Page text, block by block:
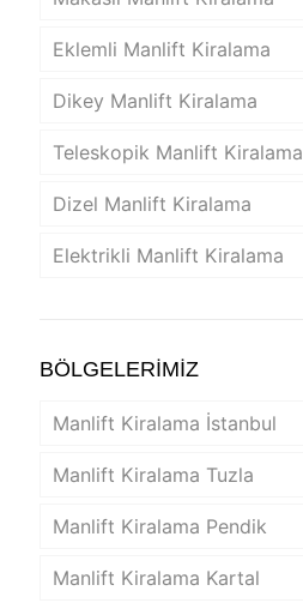
Eklemli Manlift Kiralama
Dikey Manlift Kiralama
Teleskopik Manlift Kiralama
Dizel Manlift Kiralama
Elektrikli Manlift Kiralama
BÖLGELERİMİZ
Manlift Kiralama İstanbul
Manlift Kiralama Tuzla
Manlift Kiralama Pendik
Manlift Kiralama Kartal